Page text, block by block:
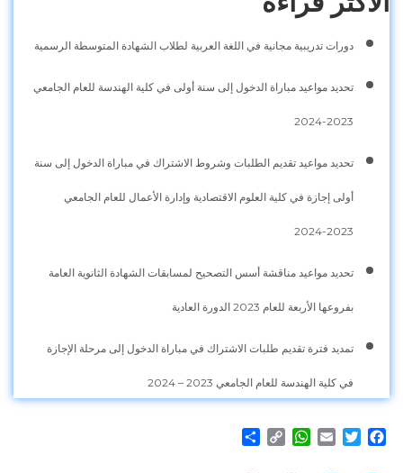
دورات تدريبية مجانية في اللغة العربية لطلاب الشهادة المتوسطة الرسمية
تحديد مواعيد مباراة الدخول إلى سنة أولى في كلية الهندسة للعام الجامعي
2023-2024
تحديد مواعيد تقديم الطلبات وشروط الاشتراك في مباراة الدخول إلى سنة
أولى إجازة في كلية العلوم الاقتصادية وإدارة الأعمال للعام الجامعي
2023-2024
تحديد مواعيد مناقشة أسس التصحيح لمسابقات الشهادة الثانوية العامة
بفروعها الأربعة للعام 2023 الدورة العادية
تمديد فترة تقديم طلبات الاشتراك في مباراة الدخول إلى مرحلة الإجازة
في كلية الهندسة للعام الجامعي 2023 – 2024
Facebook
Twitter
Email
WhatsApp
Copy